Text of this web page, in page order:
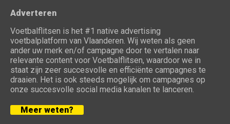
Adverteren
Voetbalflitsen is het #1 native advertising
voetbalplatform van Vlaanderen. Wij weten als geen
ander uw merk en/of campagne door te vertalen naar
relevante content voor Voetbalflitsen, waardoor we in
staat zijn zeer succesvolle en efficiënte campagnes te
draaien. Het is ook steeds mogelijk om campagnes op
onze succesvolle social media kanalen te lanceren.
Meer weten?